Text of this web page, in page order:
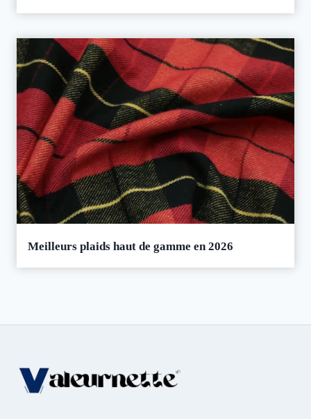
Meilleurs plaids haut de gamme en 2026